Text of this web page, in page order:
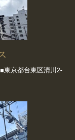
東京都台東区清川2-